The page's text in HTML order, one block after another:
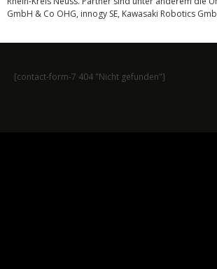
GmbH & Co OHG, innogy SE, Kawasaki Robotics
[contact-form-7 404 "Nicht gefunden"]